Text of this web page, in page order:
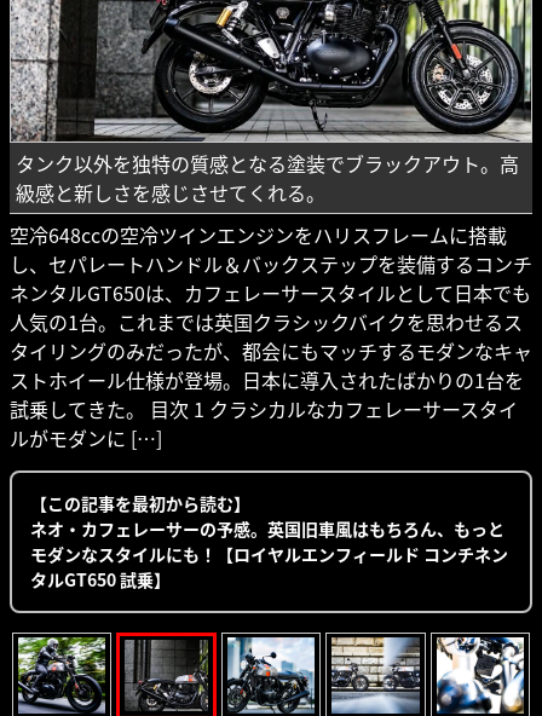
タンク以外を独特の質感となる塗装でブラックアウト。高
級感と新しさを感じさせてくれる。
空冷648ccの空冷ツインエンジンをハリスフレームに搭載
し、セパレートハンドル＆バックステップを装備するコンチ
ネンタルGT650は、カフェレーサースタイルとして日本でも
人気の1台。これまでは英国クラシックバイクを思わせるス
タイリングのみだったが、都会にもマッチするモダンなキャ
ストホイール仕様が登場。日本に導入されたばかりの1台を
試乗してきた。 目次 1 クラシカルなカフェレーサースタイ
ルがモダンに […]
【この記事を最初から読む】
ネオ・カフェレーサーの予感。英国旧車風はもちろん、もっと
モダンなスタイルにも！【ロイヤルエンフィールド コンチネン
タルGT650 試乗】